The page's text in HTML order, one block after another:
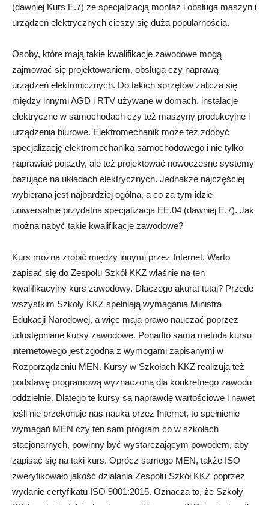
(dawniej Kurs E.7) ze specjalizacją montaż i obsługa maszyn i
urządzeń elektrycznych cieszy się dużą popularnością.
Osoby, które mają takie kwalifikacje zawodowe mogą
zajmować się projektowaniem, obsługą czy naprawą
urządzeń elektronicznych. Do takich sprzętów zalicza się
między innymi AGD i RTV używane w domach, instalacje
elektryczne w samochodach czy też maszyny produkcyjne i
urządzenia biurowe. Elektromechanik może też zdobyć
specjalizację elektromechanika samochodowego i nie tylko
naprawiać pojazdy, ale też projektować nowoczesne systemy
bazujące na układach elektrycznych. Jednakże najczęściej
wybierana jest najbardziej ogólna, a co za tym idzie
uniwersalnie przydatna specjalizacja EE.04 (dawniej E.7). Jak
można nabyć takie kwalifikacje zawodowe?
Kurs można zrobić między innymi przez Internet. Warto
zapisać się do Zespołu Szkół KKZ właśnie na ten
kwalifikacyjny kurs zawodowy. Dlaczego akurat tutaj? Przede
wszystkim Szkoły KKZ spełniają wymagania Ministra
Edukacji Narodowej, a więc mają prawo nauczać poprzez
udostępniane kursy zawodowe. Ponadto sama metoda kursu
internetowego jest zgodna z wymogami zapisanymi w
Rozporządzeniu MEN. Kursy w Szkołach KKZ realizują też
podstawę programową wyznaczoną dla konkretnego zawodu
oddzielnie. Dlatego te kursy są naprawdę wartościowe i nawet
jeśli nie przekonuje nas nauka przez Internet, to spełnienie
wymagań MEN czy ten sam program co w szkołach
stacjonarnych, powinny być wystarczającym powodem, aby
zapisać się na taki kurs. Oprócz samego MEN, także ISO
zweryfikowało jakość działania Zespołu Szkół KKZ poprzez
wydanie certyfikatu ISO 9001:2015. Oznacza to, że Szkoły